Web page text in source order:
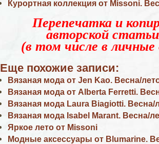
Курортная коллекция от Missoni.
Перепечатка и
авторской
(в том числе в личные
Еще похожие записи:
Вязаная мода от Jen Kao. Весна/
Вязаная мода от Alberta Ferretti.
Вязаная мода Laura Biagiotti. Весна/
Вязаная мода Isabel Marant. Весна/
Яркое лето от Missoni
Модные аксессуары от Blumarine.